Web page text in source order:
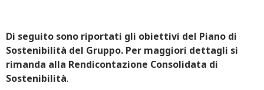
Di seguito sono riportati gli obiettivi del Piano di
Sostenibilità del Gruppo. Per maggiori dettagli si
rimanda alla Rendicontazione Consolidata di
Sostenibilità.